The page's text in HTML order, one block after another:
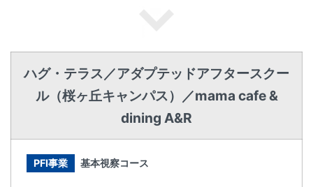
ハグ・テラス／アダプテッドアフタースクー
ル（桜ヶ丘キャンパス）／mama cafe &
dining A&R
PFI事業 基本視察コース